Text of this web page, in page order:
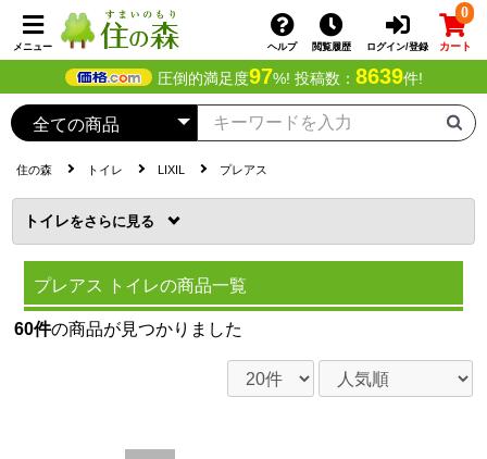
メニュー ヘルプ 閲覧履歴 ログイン/登録
0
カート
圧倒的満足度97%! 投稿数： 8639件!
住の森 トイレ LIXIL プレアス
トイレを
プレアス トイレの商品一覧
60件の商品が見つかりました